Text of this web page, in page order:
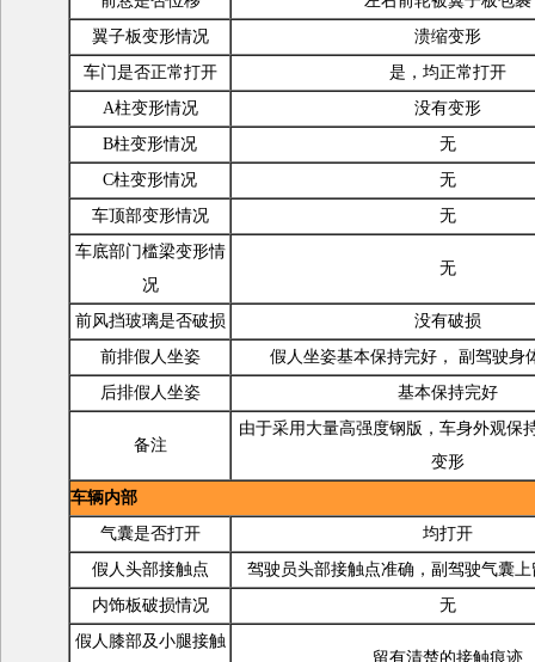
翼子板变形情况
溃缩变形
车门是否正常打开
是，均正常打开
A柱变形情况
没有变形
B柱变形情况
无
C柱变形情况
无
车顶部变形情况
无
车底部门槛梁变形情
况
无
前风挡玻璃是否破损
没有破损
前排假人坐姿
假人坐姿基本保持完好， 副驾驶身
后排假人坐姿
基本保持完好
备注
由于采用大量高强度钢版，车身外观保
变形
车辆内部
气囊是否打开
均打开
假人头部接触点
驾驶员头部接触点准确，副驾驶气囊
内饰板破损情况
无
假人膝部及小腿接触
留有清楚的接触痕迹